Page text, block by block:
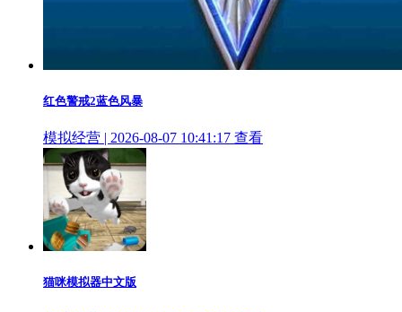
红色警戒2蓝色风暴
模拟经营 | 2026-08-07 10:41:17 查看
猫咪模拟器中文版